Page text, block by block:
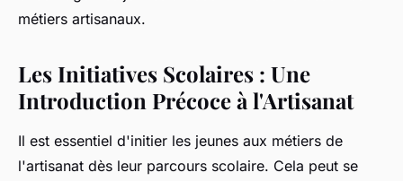
métiers artisanaux.
Les Initiatives Scolaires : Une
Introduction Précoce à l'Artisanat
Il est essentiel d'initier les jeunes aux métiers de
l'artisanat dès leur parcours scolaire. Cela peut se